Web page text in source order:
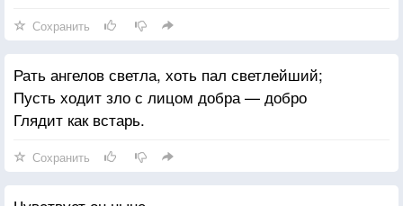
Сохранить
Рать ангелов светла, хоть пал светлейший;
Пусть ходит зло с лицом добра — добро
Глядит как встарь.
Сохранить